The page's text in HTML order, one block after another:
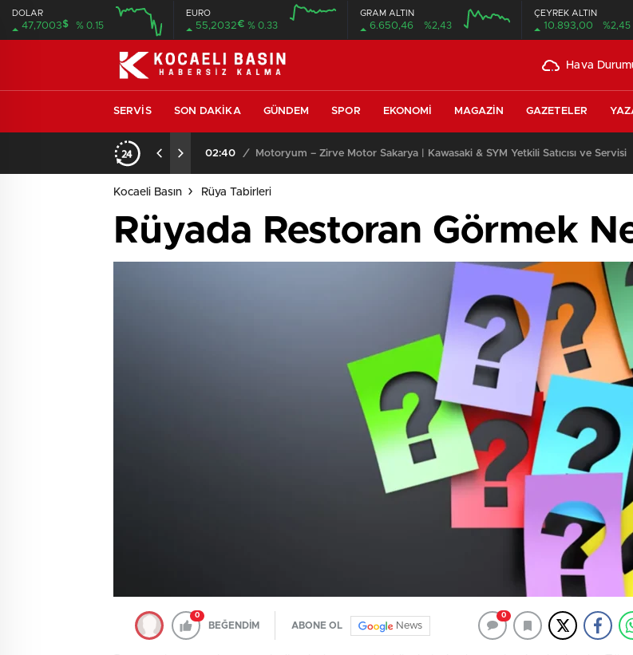
DOLAR
47,7003$ % 0.15
EURO
55,2032€ % 0.33
GRAM ALTIN
6.650,46 %2,43
ÇEYREK ALTIN
10.893,00 %2,45
Hava
SERVIS SON DAKIKA GÜNDEM SPOR EKONOMI MAGAZIN GAZETELER
02:40 / Motoryum – Zirve Motor Sakarya | Kawasaki & SYM Yetkili Satıcısı ve Servisi
Kocaeli Basın Rüya Tabirleri
Rüyada Restoran Görmek
0
BEĞENDİM ABONE OL News
0